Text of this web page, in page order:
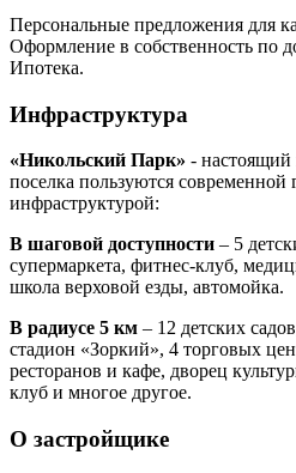
Персональные предложения для
Оформление в собственность по
Ипотека.
Инфраструктура
«Никольский Парк» - настоящий
поселка пользуются современной
инфраструктурой:
В шаговой доступности – 5
супермаркета, фитнес-клуб,
школа верховой езды, автомойка.
В радиусе 5 км – 12 детских
стадион «Зоркий», 4 торговых
ресторанов и кафе, дворец
клуб и многое другое.
О застройщике